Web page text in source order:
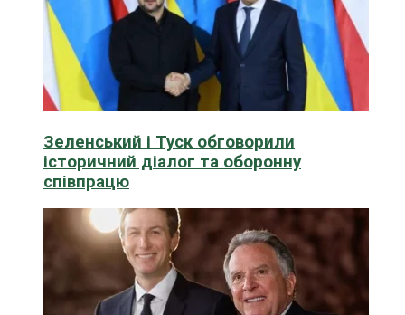
Зеленський і Туск обговорили
історичний діалог та оборонну
співпрацю